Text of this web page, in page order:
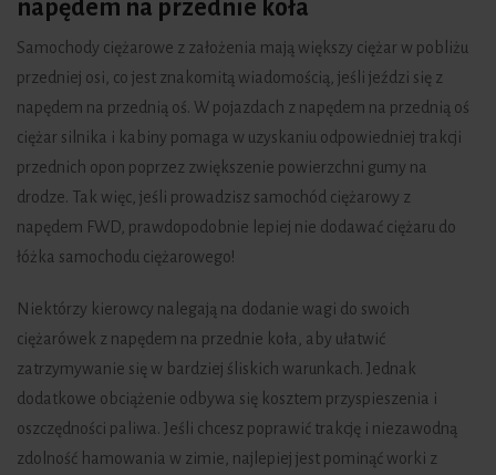
napędem na przednie koła
Samochody ciężarowe z założenia mają większy ciężar w pobliżu
przedniej osi, co jest znakomitą wiadomością, jeśli jeździ się z
napędem na przednią oś. W pojazdach z napędem na przednią oś
ciężar silnika i kabiny pomaga w uzyskaniu odpowiedniej trakcji
przednich opon poprzez zwiększenie powierzchni gumy na
drodze. Tak więc, jeśli prowadzisz samochód ciężarowy z
napędem FWD, prawdopodobnie lepiej nie dodawać ciężaru do
łóżka samochodu ciężarowego!
Niektórzy kierowcy nalegają na dodanie wagi do swoich
ciężarówek z napędem na przednie koła, aby ułatwić
zatrzymywanie się w bardziej śliskich warunkach. Jednak
dodatkowe obciążenie odbywa się kosztem przyspieszenia i
oszczędności paliwa. Jeśli chcesz poprawić trakcję i niezawodną
zdolność hamowania w zimie, najlepiej jest pominąć worki z